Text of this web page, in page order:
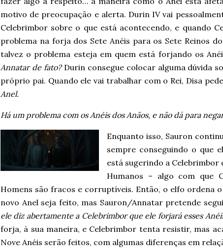
motivo de preocupação e alerta. Durin IV vai
Celebrimbor sobre o que está acontecendo, e quando
problema na forja dos Sete Anéis para os Sete Reinos
talvez o problema esteja em quem está forjando os
Annatar de fato?Durin consegue colocar alguma dúvida
próprio pai. Quando ele vai trabalhar com o Rei, Disa
Anel.
Há um problema com os Anéis dos Anãos, e não dá para
Enquanto isso, Sauron
sempre conseguindo o que
está sugerindo a Celebrimbor
Humanos – algo com que
Homens são fracos e corruptíveis. Então, o elfo ordena
novo Anel seja feito, mas Sauron/Annatar pretende
ele diz abertamente a Celebrimbor que ele forjará esses
forja, à sua maneira, e Celebrimbor tenta resistir, mas
Nove Anéis serão feitos, com algumas diferenças em